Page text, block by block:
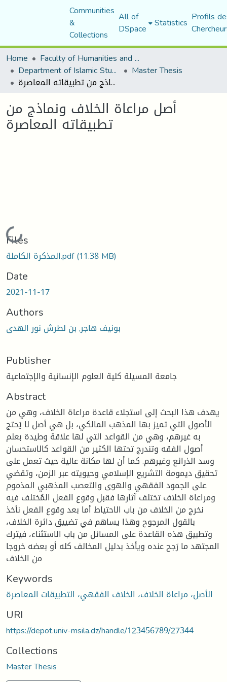
Communities
&
Collections
All of
DSpace Statistics Profils
Home
Faculty of Humanities and Social Sciences
Department of Islamic Studies Master Thesis
أصل مراعاة الخلاف ونماذج من تطبيقاته المعاصرة
أصل مراعاة الخلاف ونماذج من
تطبيقاته المعاصرة
Loading...
Files
المذكرة الكاملة.pdf(11.38 MB)
Date
2021-11-17
Authors
بونيف هاجر, بن لطرش نور الهدى
Publisher
جامعة المسيلة كلية العلوم الإنسانية والإجتماعية
Abstract
يهدف هذا البحث إلى استجلاء قاعدة مراعاة الخلاف، وهي من
الأصول التي تميز بها المذهب المالكي، بل هي أصل لا يَحتج
به غيرهم، وهي من القواعد التي لها علاقة وطيدة بعلم
أصول الفقه وتندرج تحتها الكثير من القواعد كالاستحسان
وسد الذرائع وغيرهم. كما أن لها مكانة عالية حيث تعمل على
تحقيق ديمومة التشريع الإسلامي وحيويته عبر الزمن، وتقضي
على الجمود الفقهي والهوى والتعصب المذهبي المذموم.
ومراعاة الخلاف تختلف آثارها فقبل وقوع الفعل المُختلف فيه
نخرج من الخلاف من باب الاحتياط أما بعد وقوع الفعل نأخذ
بالقول المرجوح وهذا يساهم في تضييق دائرة الخلاف،
وتطبيق هذه القاعدة على المسائل من باب الاستثناء، فيترك
المجتهد ما رَجح عنده ويأخذ بدليل المخالف كله أو بعضه خروجا
من الخلاف
Keywords
الأصل، مراعاة الخلاف، الخلاف الفقهي، التطبيقات المعاصرة
URI
https://depot.univ-msila.dz/handle/123456789/27344
Collections
Master Thesis